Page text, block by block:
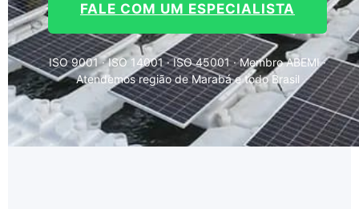
FALE COM UM ESPECIALISTA
ISO 9001 · ISO 14001 · ISO 45001 · Membro ABEMI ·
Atendemos região de Marabá e todo Brasil